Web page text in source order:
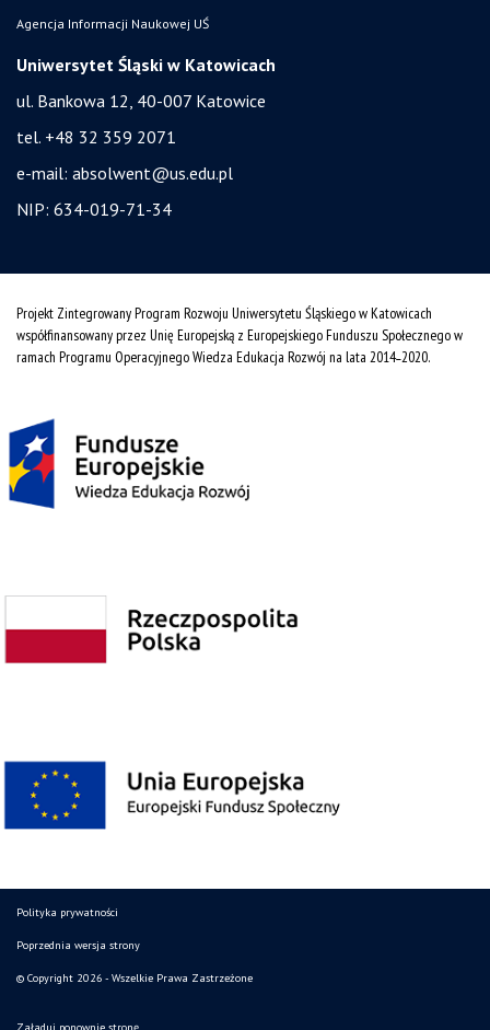
Agencja Informacji Naukowej UŚ
Uniwersytet Śląski w Katowicach
ul. Bankowa 12, 40-007 Katowice
tel. +48 32 359 2071
e-mail: absolwent@us.edu.pl
NIP: 634-019-71-34
Projekt Zintegrowany Program Rozwoju Uniwersytetu Śląskiego w Katowicach
współfinansowany przez Unię Europejską z Europejskiego Funduszu Społecznego w
ramach Programu Operacyjnego Wiedza Edukacja Rozwój na lata 2014˗2020.
Polityka prywatności
Poprzednia wersja strony
© Copyright 2026 - Wszelkie Prawa Zastrzeżone